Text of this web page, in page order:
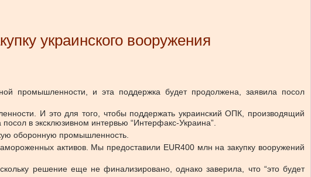
украинского вооружения
промышленности, и эта поддержка будет продолжена, заявила посол
И это для того, чтобы поддержать украинский ОПК, производящий
в эксклюзивном интервью “Интерфакс-Украина”.
оборонную промышленность.
активов. Мы предоставили EUR400 млн на закупку вооружений
решение еще не финализировано, однако заверила, что “это будет